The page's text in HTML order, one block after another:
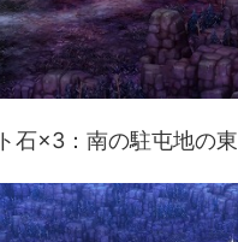
石×3：南の駐屯地の東